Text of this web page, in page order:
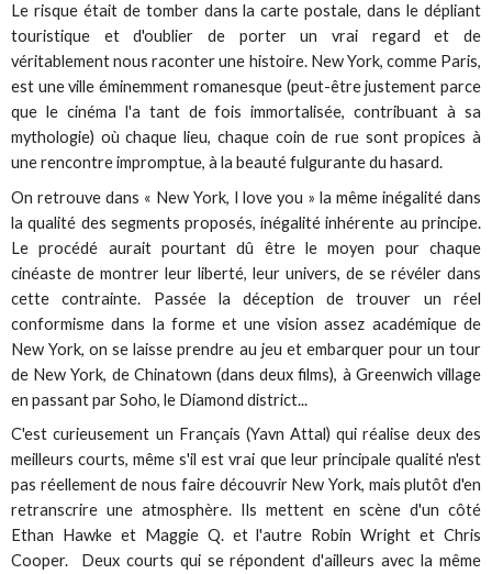
Le risque était de tomber dans la carte postale, dans le dépliant
touristique et d'oublier de porter un vrai regard et de
véritablement nous raconter une histoire. New York, comme Paris,
est une ville éminemment romanesque (peut-être justement parce
que le cinéma l'a tant de fois immortalisée, contribuant à sa
mythologie) où chaque lieu, chaque coin de rue sont propices à
une rencontre impromptue, à la beauté fulgurante du hasard.
On retrouve dans « New York, I love you » la même inégalité dans
la qualité des segments proposés, inégalité inhérente au principe.
Le procédé aurait pourtant dû être le moyen pour chaque
cinéaste de montrer leur liberté, leur univers, de se révéler dans
cette contrainte. Passée la déception de trouver un réel
conformisme dans la forme et une vision assez académique de
New York, on se laisse prendre au jeu et embarquer pour un tour
de New York, de Chinatown (dans deux films), à Greenwich village
en passant par Soho, le Diamond district...
C'est curieusement un Français (Yavn Attal) qui réalise deux des
meilleurs courts, même s'il est vrai que leur principale qualité n'est
pas réellement de nous faire découvrir New York, mais plutôt d'en
retranscrire une atmosphère. Ils mettent en scène d'un côté
Ethan Hawke et Maggie Q. et l'autre Robin Wright et Chris
Cooper. Deux courts qui se répondent d'ailleurs avec la même